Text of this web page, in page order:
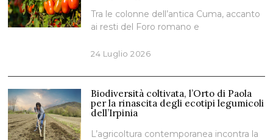
Tra le colonne dell’antica Cuma, accanto
ai resti del Foro romano e
24 Luglio 2026
Biodiversità coltivata, l’Orto di Paola
per la rinascita degli ecotipi legumicoli
dell’Irpinia
L’agricoltura contemporanea incontra la